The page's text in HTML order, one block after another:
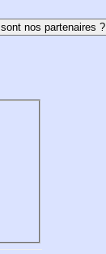
nos partenaires ?